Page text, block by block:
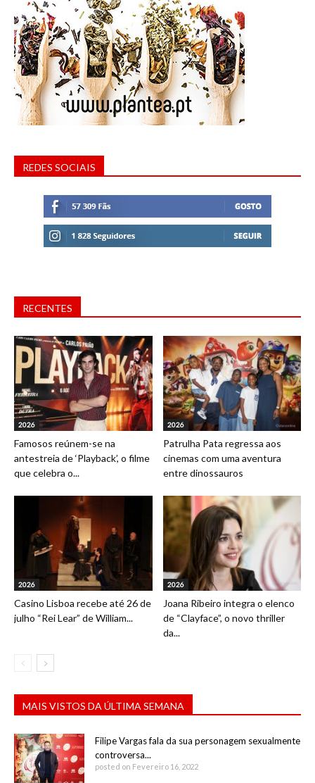
REDES SOCIAIS
RECENTES
2026
Famosos reúnem-se na
antestreia de ‘Playback’, o filme
que celebra o...
2026
Patrulha Pata regressa aos
cinemas com uma aventura
entre dinossauros
2026
Casino Lisboa recebe até 26 de
julho “Rei Lear” de William...
2026
Joana Ribeiro integra o elenco
de “Clayface”, o novo thriller
da...
MAIS VISTOS DA ÚLTIMA SEMANA
Filipe Vargas fala da sua personagem sexualmente
controversa...
posted on Fevereiro 16, 2022